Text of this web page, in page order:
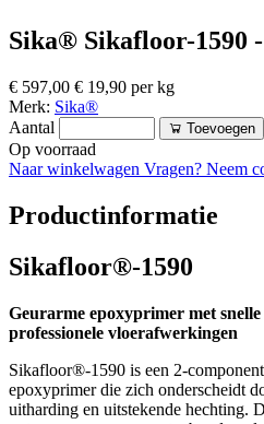
Sika® Sikafloor-1590
€ 597,00 € 19,90 per kg
Merk: Sika®
Aantal
Toevoegen
Op voorraad
Naar winkelwagen Vragen? Neem
Productinformatie
Sikafloor®-1590
Geurarme epoxyprimer met
professionele vloerafwerkingen
Sikafloor®-1590 is een 2-
epoxyprimer die zich onderscheidt
uitharding en uitstekende hechting.